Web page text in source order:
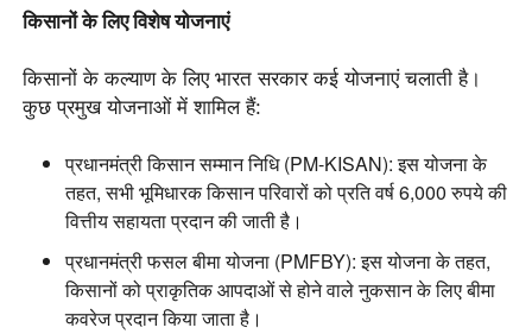
किसानों के लिए विशेष योजनाएं
किसानों के कल्याण के लिए भारत सरकार कई योजनाएं चलाती है।
कुछ प्रमुख योजनाओं में शामिल हैं:
प्रधानमंत्री किसान सम्मान निधि (PM-KISAN): इस योजना के
तहत, सभी भूमिधारक किसान परिवारों को प्रति वर्ष 6,000 रुपये की
वित्तीय सहायता प्रदान की जाती है।
प्रधानमंत्री फसल बीमा योजना (PMFBY): इस योजना के तहत,
किसानों को प्राकृतिक आपदाओं से होने वाले नुकसान के लिए बीमा
कवरेज प्रदान किया जाता है।